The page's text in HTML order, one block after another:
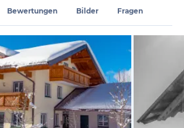
Bewertungen Bilder Fragen